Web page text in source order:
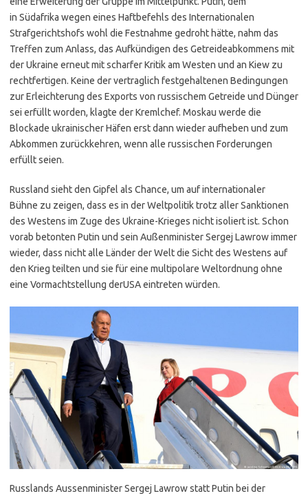
in Südafrika wegen eines Haftbefehls des Internationalen
Strafgerichtshofs wohl die Festnahme gedroht hätte, nahm das
Treffen zum Anlass, das Aufkündigen des Getreideabkommens mit
der Ukraine erneut mit scharfer Kritik am Westen und an Kiew zu
rechtfertigen. Keine der vertraglich festgehaltenen Bedingungen
zur Erleichterung des Exports von russischem Getreide und Dünger
sei erfüllt worden, klagte der Kremlchef. Moskau werde die
Blockade ukrainischer Häfen erst dann wieder aufheben und zum
Abkommen zurückkehren, wenn alle russischen Forderungen
erfüllt seien.
Russland sieht den Gipfel als Chance, um auf internationaler
Bühne zu zeigen, dass es in der Weltpolitik trotz aller Sanktionen
des Westens im Zuge des Ukraine-Krieges nicht isoliert ist. Schon
vorab betonten Putin und sein Außenminister Sergej Lawrow immer
wieder, dass nicht alle Länder der Welt die Sicht des Westens auf
den Krieg teilten und sie für eine multipolare Weltordnung ohne
eine Vormachtstellung derUSA eintreten würden.
Russlands Aussenminister Sergej Lawrow statt Putin bei der